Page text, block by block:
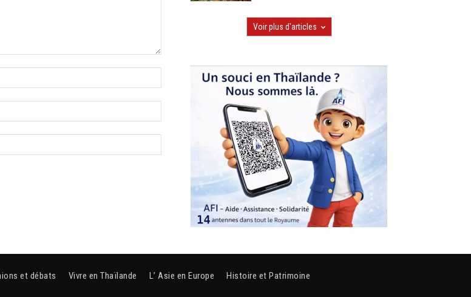
Voir plus d'articles
et débats Vivre en Thaïlande L’ Asie en Europe Histoire et Patrimoine